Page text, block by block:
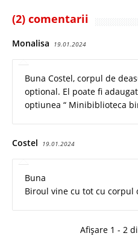
(2) comentarii
Monalisa 19.01.2024
Buna Costel, corpul de
optional. El poate fi
optiunea “ Minibiblioteca
Costel 19.01.2024
Buna
Biroul vine cu tot cu corpul
Afișare 1 - 2